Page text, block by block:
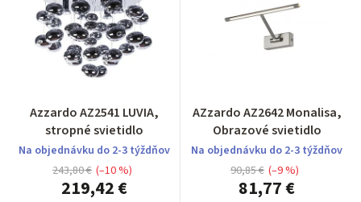
Azzardo AZ2541 LUVIA,
stropné svietidlo
Na objednávku do 2-3 týždňov
219,42 €
243,80 € (–10 %)
AZzardo AZ2642 Monalisa,
Obrazové svietidlo
Na objednávku do 2-3 týždňov
81,77 €
90,85 € (–9 %)